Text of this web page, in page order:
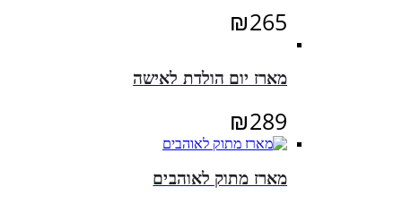
₪265
מארז יום הולדת לאישה
₪289
מארז מתוק לאוהבים